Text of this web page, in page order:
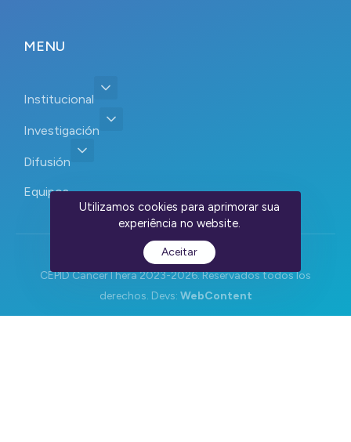
MENU
Institucional
Investigación
Difusión
Equipos
CEPID CancerThera 2023-2026. Reservados todos los
derechos. Devs: WebContent
Utilizamos cookies para aprimorar sua
experiência no website.
Aceitar